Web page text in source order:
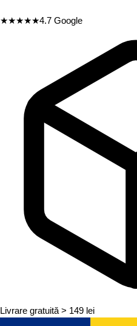
★★★★★4.7 Google
Livrare gratuită > 149 lei